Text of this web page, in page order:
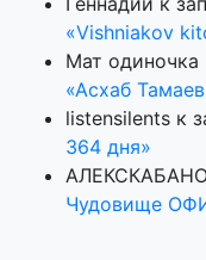
«Vishniakov
Мат одиночка
«Асхаб
listensilents к
364 дня»
Чудовище